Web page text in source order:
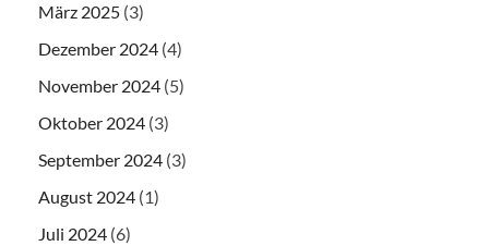
März 2025 (3)
Dezember 2024 (4)
November 2024 (5)
Oktober 2024 (3)
September 2024 (3)
August 2024 (1)
Juli 2024 (6)